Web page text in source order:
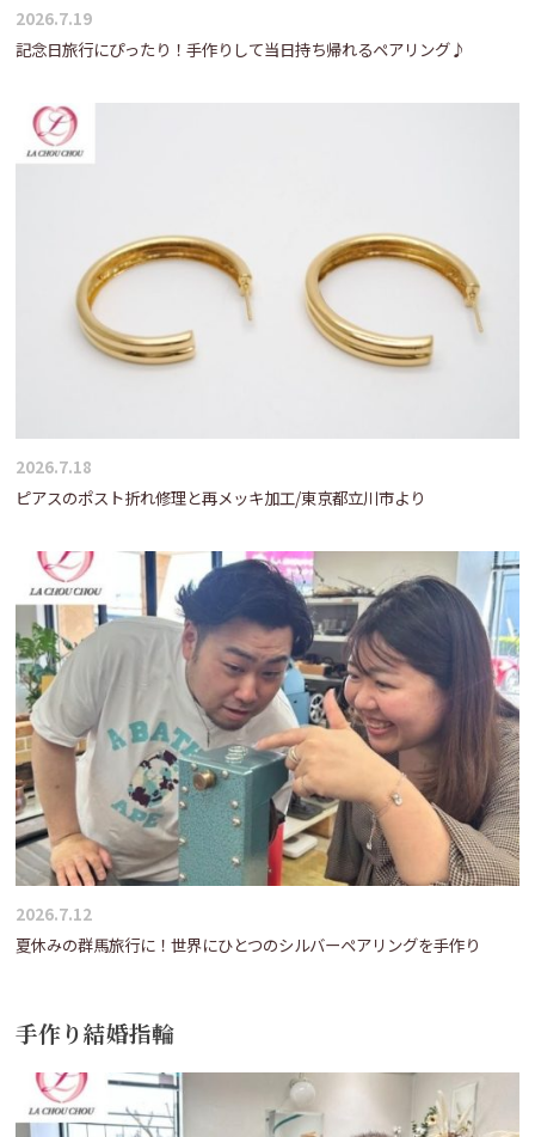
2026.7.19
記念日旅行にぴったり！手作りして当日持ち帰れるペアリング♪
2026.7.18
ピアスのポスト折れ修理と再メッキ加工/東京都立川市より
2026.7.12
夏休みの群馬旅行に！世界にひとつのシルバーペアリングを手作り
手作り結婚指輪